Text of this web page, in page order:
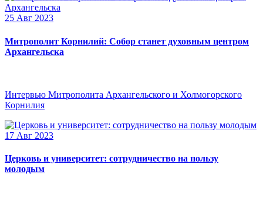
25 Авг 2023
Митрополит Корнилий: Собор станет духовным центром
Архангельска
Интервью Митрополита Архангельского и Холмогорского
Корнилия
17 Авг 2023
Церковь и университет: сотрудничество на пользу
молодым